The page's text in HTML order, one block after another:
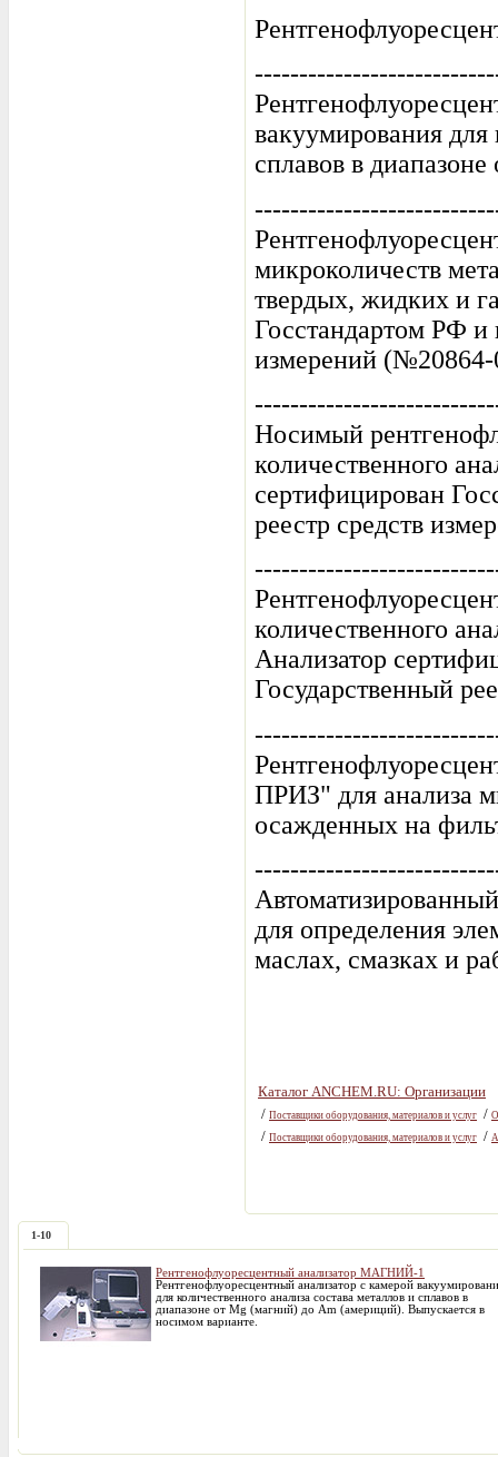
вакуумирования для
сплавов в
микроколичеств
твердых, жидких и
Госстандартом РФ и
измерений (№20864-
Носимый
количественного
сертифицирован
реестр средств
количественного
Анализатор
Государственный
ПРИЗ" для анализа
осажденных на
для определения
маслах, смазках и
Каталог ANCHEM.RU: Организации
/ Поставщики оборудования, материалов и услуг /
/ Поставщики оборудования, материалов и услуг /
1-10
Рентгенофлуоресцентный анализатор МАГНИЙ-1
Рентгенофлуоресцентный анализатор с камерой
для количественного анализа состава металлов и сплавов в
диапазоне от Mg (магний) до Am (америций). Выпускается в
носимом варианте.